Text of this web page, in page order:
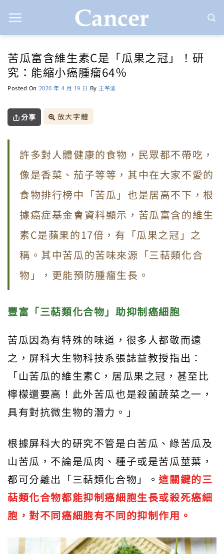
to
苦瓜富含維生素C是「瓜果之冠」！研
究：能縮小癌腫瘤64％
Posted On 2020 年 4 月 19 日 By 王芊淩
分享 放大字體
許多對人體健康的食物，民眾都不帶吃，
像是香菜、茄子等等，其中在大家不愛的
食物排行榜中「苦瓜」也是居高不下，根
據癌症基金會資料顯示，苦瓜富含的維生
素C是蘋果的17倍，有「瓜果之冠」之
稱。其中苦瓜的苦味來源「三萜類化合
物」，更能預防腫瘤生長。
豐富「三萜類化合物」助抑制癌細胞
苦瓜因為有特殊的味道，很多人都敬而遠
之，屏科大生物科技系張誌益教授指出：
「山苦瓜的維生素C，居瓜果之冠，甚至比
檸檬還要高！此外苦瓜也是殺菌蔬菜之一，
具有對抗微生物的潛力。」
根據屏科大的研究不管是白苦瓜、綠苦瓜及
山苦瓜，不論是瓜肉、種子或是苦瓜莖葉，
都可分離出「三萜類化合物」。這關鍵的三
萜類化合物都能抑制癌細胞生長或殺死癌細
胞，對不同癌細胞有不同的抑制作用。